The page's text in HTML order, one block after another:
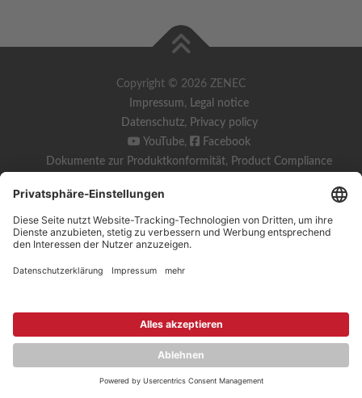
Copyright © 2026 ZENEC
Impressum, Legal notice
Datenschutz, Privacy policy
YouTube,
Facebook
Dokumente zur Produktkonformität, Product Compliance